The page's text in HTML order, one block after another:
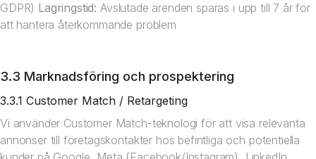
GDPR) Lagringstid: Avslutade ärenden sparas i upp till 7 år för
att hantera återkommande problem
3.3 Marknadsföring och prospektering
3.3.1 Customer Match / Retargeting
Vi använder Customer Match-teknologi för att visa relevanta
annonser till företagskontakter hos befintliga och potentiella